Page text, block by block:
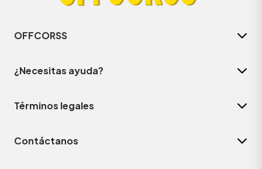
OFFCORSS
¿Necesitas ayuda?
Términos legales
Contáctanos